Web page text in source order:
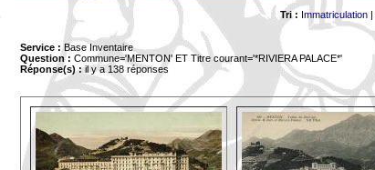
Tri : Immatriculation|
Service : Base Inventaire
Question : Commune='MENTON' ET Titre courant='*RIVIERA PALACE*'
Réponse(s) :il y a 138 réponses